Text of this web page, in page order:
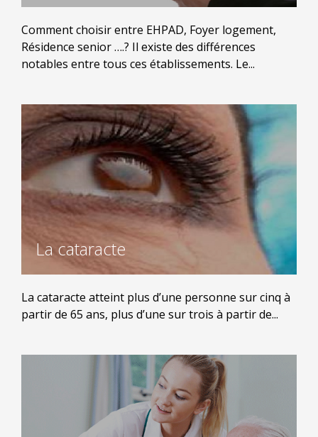
Comment choisir entre EHPAD, Foyer logement,
Résidence senior ….? Il existe des différences
notables entre tous ces établissements. Le...
La cataracte
La cataracte atteint plus d’une personne sur cinq à
partir de 65 ans, plus d’une sur trois à partir de...